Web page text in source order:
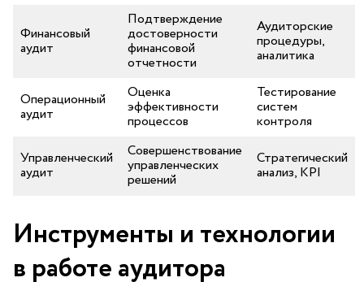
Финансовый‌
аудит
Подтверждение​
достоверности
финансовой
отчетности
Аудиторские‌
процедуры, ​
аналитика
Операционный
аудит
Оценка
эффективности⁤
процессов
Тестирование
⁣систем
контроля
Управленческий
аудит
Совершенствование
управленческих
решений
Стратегический
анализ, ⁣KPI
Инструменты и​ технологии
в работе аудитора